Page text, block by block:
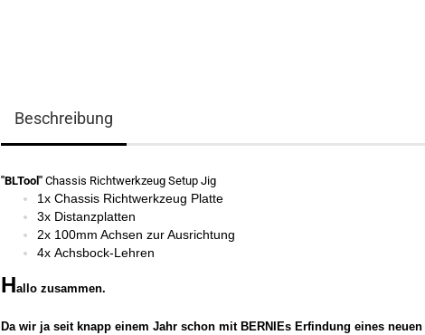
Beschreibung
"BLTool" Chassis Richtwerkzeug Setup Jig
1x Chassis Richtwerkzeug Platte
3x Distanzplatten
2x 100mm Achsen zur Ausrichtung
4x Achsbock-Lehren
Hallo zusammen.
Da wir ja seit knapp einem Jahr schon mit BERNIEs Erfindung eines neuen